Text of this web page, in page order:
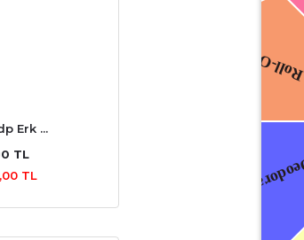
Erk ...
TL
TL